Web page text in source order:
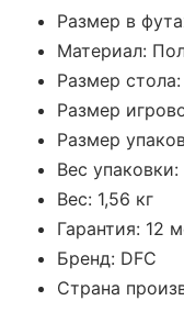
Размер в
Материал:
Размер
Размер
Размер
Вес упаковки:
Вес: 1,56 кг
Гарантия: 12
Бренд: DFC
Страна